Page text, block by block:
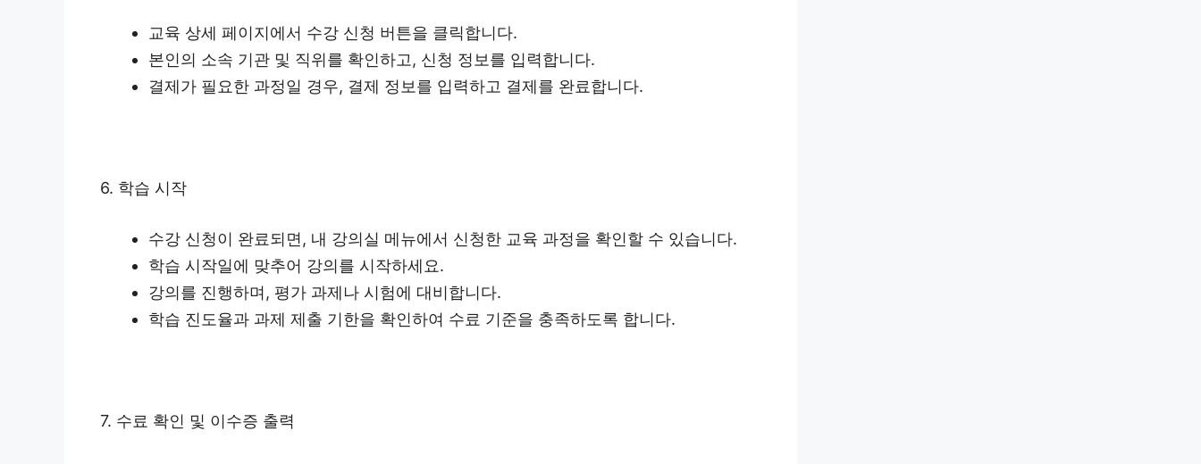
교육 상세 페이지에서 수강 신청 버튼을 클릭합니다.
본인의 소속 기관 및 직위를 확인하고, 신청 정보를 입력합니다.
결제가 필요한 과정일 경우, 결제 정보를 입력하고 결제를 완료합니다.
6. 학습 시작
수강 신청이 완료되면, 내 강의실 메뉴에서 신청한 교육 과정을 확인할 수 있습니다.
학습 시작일에 맞추어 강의를 시작하세요.
강의를 진행하며, 평가 과제나 시험에 대비합니다.
학습 진도율과 과제 제출 기한을 확인하여 수료 기준을 충족하도록 합니다.
7. 수료 확인 및 이수증 출력